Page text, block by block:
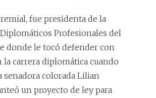
fue presidenta de la
Profesionales del
donde le tocó defender con
carrera diplomática cuando
colorada Lilian
un proyecto de ley para